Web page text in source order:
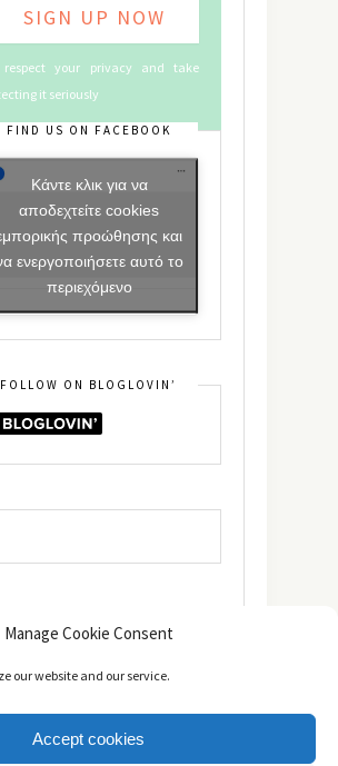
Manage Cookie Consent
our website and our service.
Accept cookies
your privacy and take
it seriously
FIND US ON FACEBOOK
Κάντε κλικ για να
αποδεχτείτε cookies
προώθησης και
ενεργοποιήσετε αυτό το
περιεχόμενο
FOLLOW ON BLOGLOVIN’